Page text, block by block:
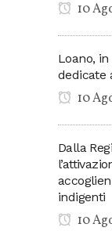
10
Loano,
dedicate
10
Dalla
indigenti
10